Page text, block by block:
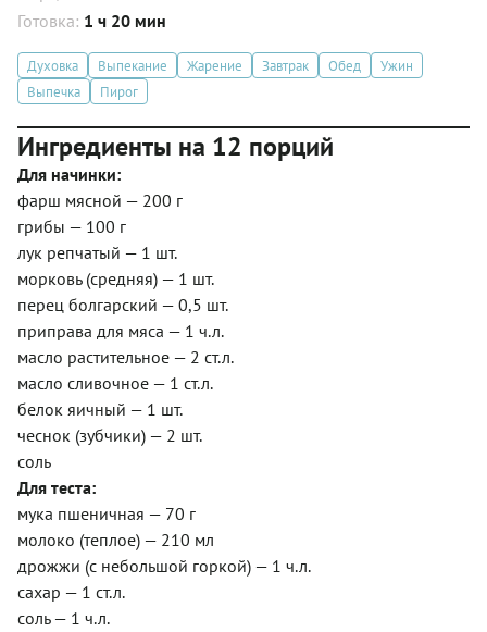
Готовка: 1 ч 20 мин
Духовка Выпекание Жарение Завтрак Обед
Ужин
Выпечка
Пирог
Ингредиенты на 12 порций
Для начинки:
фарш мясной — 200 г
грибы — 100 г
лук репчатый — 1 шт.
морковь (средняя) — 1 шт.
перец болгарский — 0,5 шт.
приправа для мяса — 1 ч.л.
масло растительное — 2 ст.л.
масло сливочное — 1 ст.л.
белок яичный — 1 шт.
чеснок (зубчики) — 2 шт.
соль
Для теста:
мука пшеничная — 70 г
молоко (теплое) — 210 мл
дрожжи (с небольшой горкой) — 1 ч.л.
сахар — 1 ст.л.
соль — 1 ч.л.